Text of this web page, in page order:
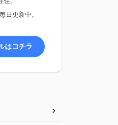
日更新中。
はコチラ